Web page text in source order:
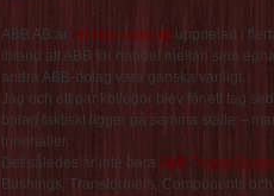
ABB AB är en stor koncern uppdelad i
ibland att ABB för handel mellan sina
andra ABB-bolag vara ganska vanligt.
Jag och ett par kollegor blev för ett tag
bolag faktiskt ligger på samma ställe –
innehåller.
Det således är inte bara ABB Power
Bushings, Transformers, Components